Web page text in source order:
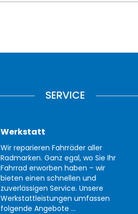
SERVICE
Werkstatt
Wir reparieren Fahrräder aller
Radmarken. Ganz egal, wo Sie Ihr
Fahrrad erworben haben – wir
bieten einen schnellen und
zuverlässigen Service. Unsere
Werkstattleistungen umfassen
folgende Angebote ...